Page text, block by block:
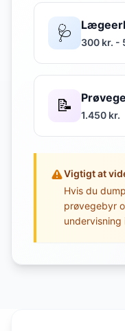
🩺 300 kr. -
📝 1.450 kr.
Vigtigt at
Hvis du
prøvegebyr
undervisning